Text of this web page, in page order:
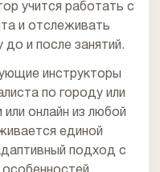
учится работать с
и отслеживать
до и после занятий.
инструкторы
по городу или
онлайн из любой
единой
подход с